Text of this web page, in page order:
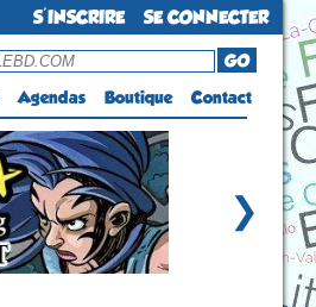
S'INSCRIRE
SE CONNECTER
GO
Agendas Boutique Contact
❯